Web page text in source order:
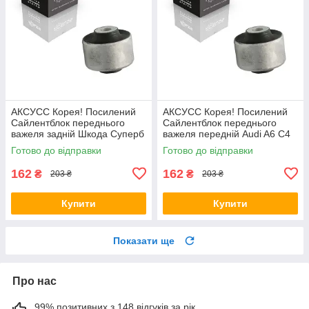
АКСУСС Корея! Посилений
Сайлентблок переднього
важеля задній Шкода Суперб
I (1994-). Верхній. 35379 ,
JBU138 , TD1062W
Готово до відправки
162 ₴ 203 ₴
Купити
АКСУСС Корея! Посилений
Сайлентблок переднього
важеля передній Audi A6 C4
C5 (1994-). Верхній. 35379 ,
JBU138 , TD1062W
Готово до відправки
162 ₴ 203 ₴
Купити
Показати ще
Про нас